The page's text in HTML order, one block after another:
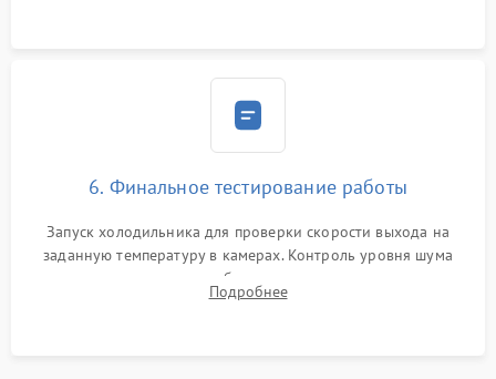
6. Финальное тестирование работы
Запуск холодильника для проверки скорости выхода на
заданную температуру в камерах. Контроль уровня шума
компрессора, отсутствия обмерзания стенок и корректного
срабатывания системы автоматической оттайки.
Подробнее